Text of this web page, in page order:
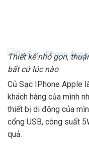
Thiết kế nhỏ gọn,
bất cứ lúc nào
Củ Sạc IPhone Apple
khách hàng của mình
thiết bị di động của
cổng USB, công suất
quả.